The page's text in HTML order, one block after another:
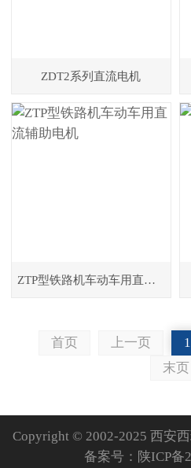
ZDT2系列直流电机
ZTP型铁路机车动车用直流辅助电机
首页 上一页 1
末页
Copyright © 2002-2025 西安
备案号： 陕ICP备